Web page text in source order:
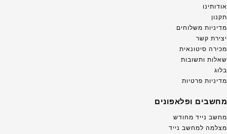
אודותינו
תקנון
מדיניות משלוחים
יצירת קשר
מכירה סיטונאית
שאלות ותשובות
בלוג
מדיניות פרטיות
מחשבים ופלאפונים
מחשב נייד מחודש
מצלמה למחשב נייד